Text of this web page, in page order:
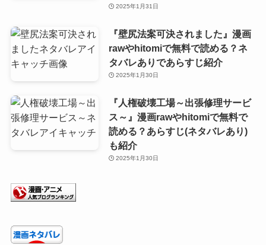
2025年1月31日
『壁尻法案可決されました』漫画
rawやhitomiで無料で読める？ネ
タバレありであらすじ紹介
2025年1月30日
『人権破壊工場～出張修理サービ
ス～』漫画rawやhitomiで無料で
読める？あらすじ(ネタバレあり)
も紹介
2025年1月30日